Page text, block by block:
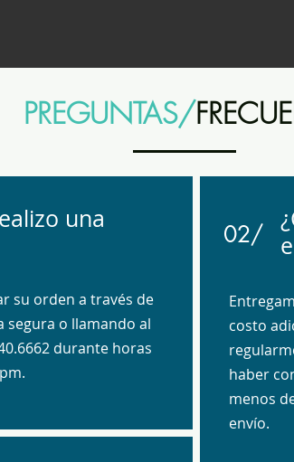
PREGUNTAS/
una
su orden a través de
segura o llamando al
durante horas
02/
costo
haber
menos
envío.